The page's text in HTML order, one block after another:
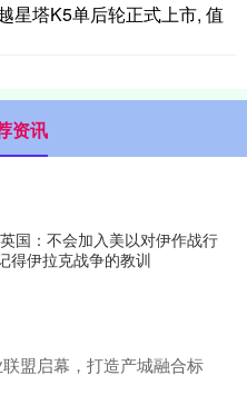
星塔K5单后轮正式上市, 值
资讯
国：不会加入美以对伊作战行
得伊拉克战争的教训
盟启幕，打造产城融合标